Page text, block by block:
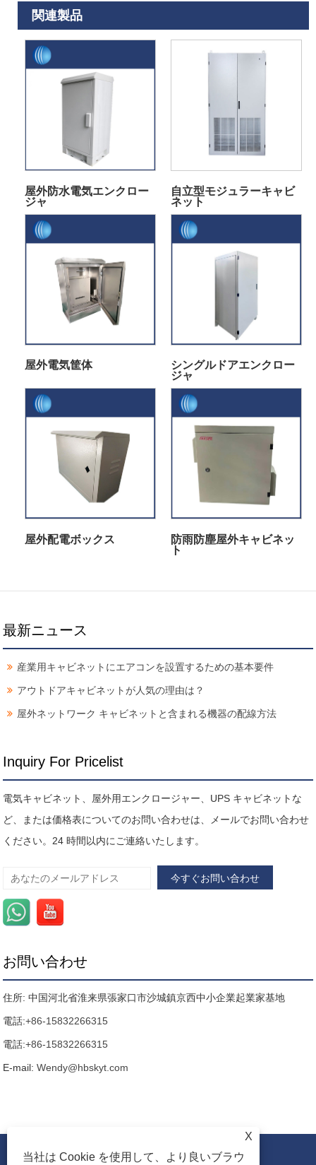
関連製品
屋外防水電気エンクロー
ジャ
自立型モジュラーキャビ
ネット
屋外電気筐体
シングルドアエンクロー
ジャ
屋外配電ボックス
防雨防塵屋外キャビネッ
ト
最新ニュース
産業用キャビネットにエアコンを設置するための基本要件
アウトドアキャビネットが人気の理由は？
屋外ネットワーク キャビネットと含まれる機器の配線方法
Inquiry For Pricelist
電気キャビネット、屋外用エンクロージャー、UPS キャビネットな
ど、または価格表についてのお問い合わせは、メールでお問い合わせ
ください。24 時間以内にご連絡いたします。
お問い合わせ
住所: 中国河北省淮来県張家口市沙城鎮京西中小企業起業家基地
電話:+86-15832266315
電話:+86-15832266315
E-mail:Wendy@hbskyt.com
X
当社は Cookie を使用して、より良いブラウ